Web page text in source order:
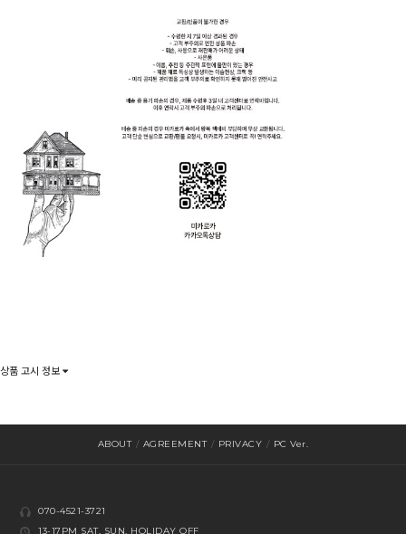
상품 고시 정보
ABOUT / AGREEMENT / PRIVACY / PC Ver.
070-4521-3721
13-17PM SAT, SUN, HOLIDAY OFF